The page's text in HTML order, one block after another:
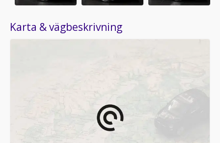
Karta & vägbeskrivning